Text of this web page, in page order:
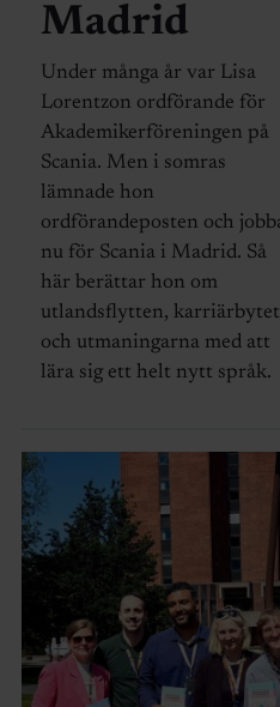
Madrid
Under många år var Lisa
Lorentzon ordförande för
Akademikerföreningen på
Scania. Men i somras
lämnade hon
ordförandeposten och
nu för Scania i Madrid. Så
här berättar hon om
utlandsflytten, karriärbytet
och utmaningarna med att
lära sig ett helt nytt språk.